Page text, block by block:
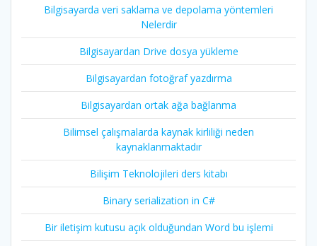
Bilgisayarda veri saklama ve depolama yöntemleri
Nelerdir
Bilgisayardan Drive dosya yükleme
Bilgisayardan fotoğraf yazdırma
Bilgisayardan ortak ağa bağlanma
Bilimsel çalışmalarda kaynak kirliliği neden
kaynaklanmaktadır
Bilişim Teknolojileri ders kitabı
Binary serialization in C#
Bir iletişim kutusu açık olduğundan Word bu işlemi